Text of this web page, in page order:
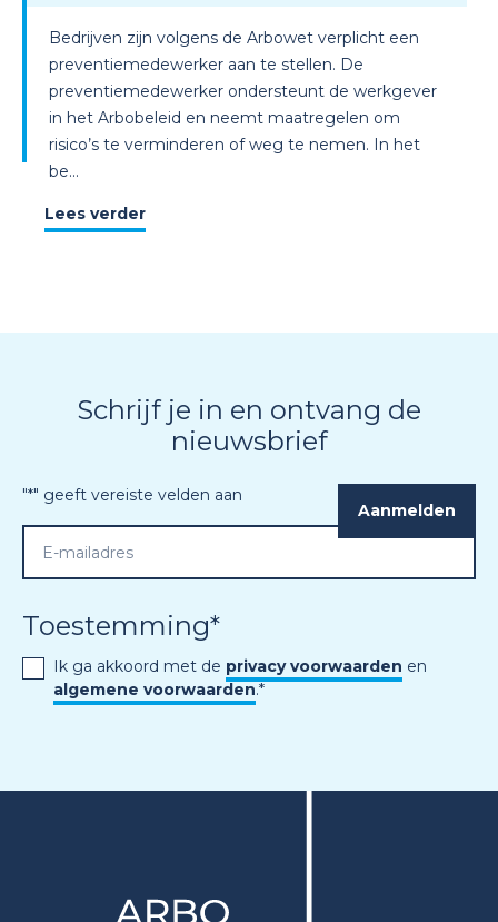
Bedrijven zijn volgens de Arbowet verplicht een
preventiemedewerker aan te stellen. De
preventiemedewerker ondersteunt de werkgever
in het Arbobeleid en neemt maatregelen om
risico’s te verminderen of weg te nemen. In het
be...
Lees verder
Schrijf je in en ontvang de
nieuwsbrief
"*" geeft vereiste velden aan
Toestemming*
Ik ga akkoord met de privacy voorwaarden en
algemene voorwaarden.*